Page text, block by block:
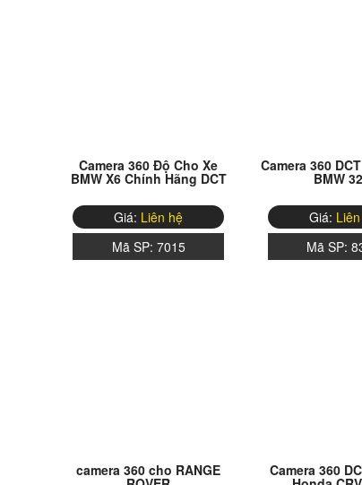
Camera 360 Độ Cho Xe
BMW X6 Chính Hãng DCT
Giá: Liên hệ
Mã SP: 7015
Camera 360
BMW
Giá:
Mã SP:
camera 360 cho RANGE Camera 360